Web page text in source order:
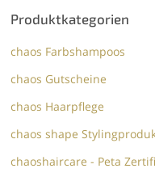
Produktkategorien
chaos Farbshampoos
chaos Gutscheine
chaos Haarpflege
chaos shape
chaoshaircare - Peta